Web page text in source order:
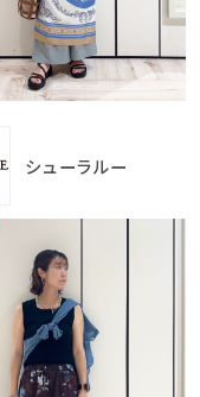
シューラルー